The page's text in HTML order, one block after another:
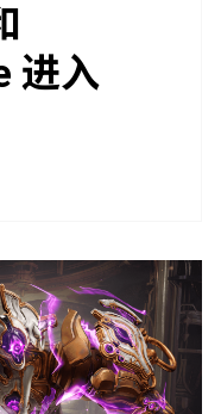
进入